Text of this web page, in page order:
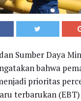
Sumber Daya
bahwa
prioritas
terbarukan